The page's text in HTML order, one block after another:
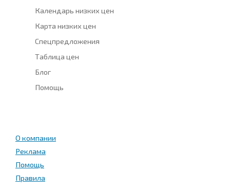
Календарь низких цен
Карта низких цен
Спецпредложения
Таблица цен
Блог
Помощь
О компании
Реклама
Помощь
Правила